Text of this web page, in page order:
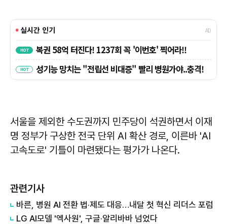
서울을 제외한 수도권까지 민주당이 석권하면서 이재
명 정부가 구상한 전국 단위 AI 확산 경로, 이른바 'AI
고속도로' 기틀이 마련됐다는 평가가 나온다.
관련기사
바른, 병원 AI 전환 법·제도 대응…내달 첫 혁신 리더스 포럼
LG AI모델 '엑사원', 구글·알리바바 넘었다